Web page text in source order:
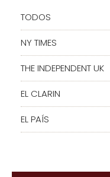
TODOS
NY TIMES
THE INDEPENDENT UK
EL CLARIN
EL PAÍS